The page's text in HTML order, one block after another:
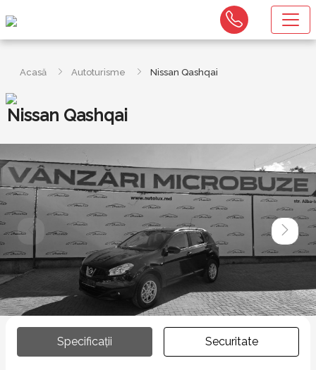
Acasă Autoturisme Nissan Qashqai
Nissan Qashqai
Specificații Securitate